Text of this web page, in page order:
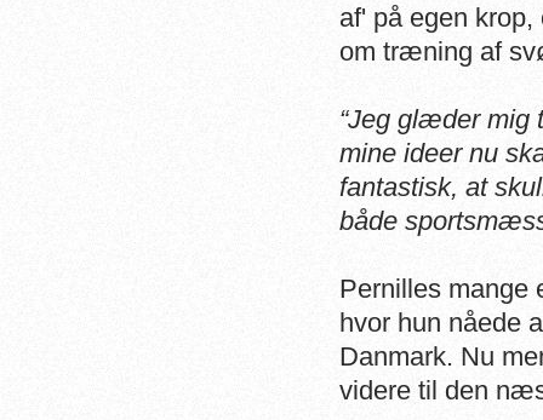
af' på egen
om træning af
“Jeg glæder mig
mine ideer nu
fantastisk, at
både
Pernilles mange
hvor hun nåede
Danmark. Nu
videre til den